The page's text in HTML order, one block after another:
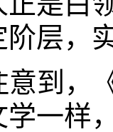
层，
到，
一样